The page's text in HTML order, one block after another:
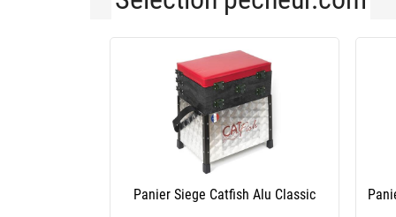
Panier Siege Catfish Alu Classic